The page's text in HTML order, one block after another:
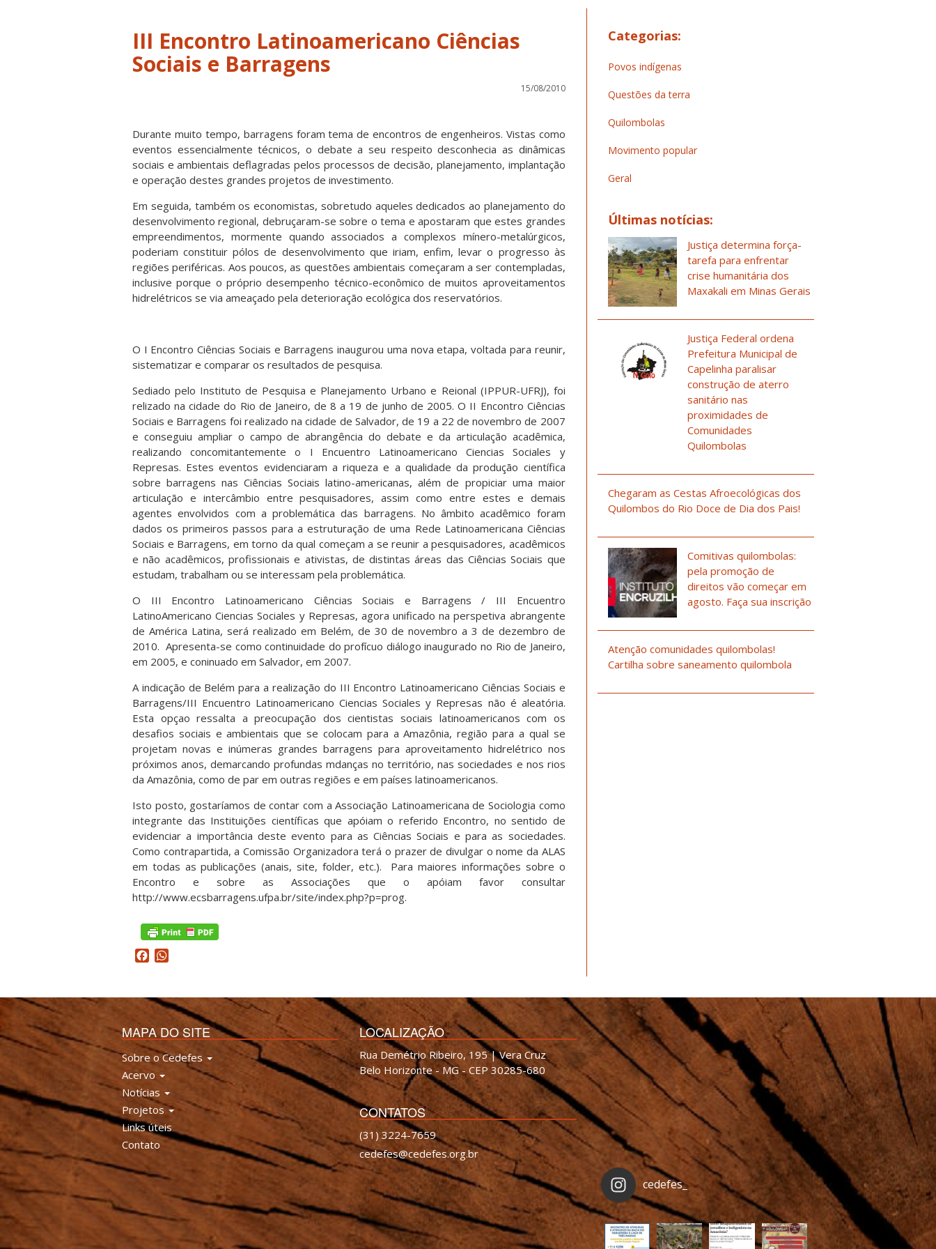
III Encontro Latinoamericano Ciências
Sociais e Barragens
15/08/2010
Durante muito tempo, barragens foram tema de encontros de engenheiros. Vistas como
eventos essencialmente técnicos, o debate a seu respeito desconhecia as dinâmicas
sociais e ambientais deflagradas pelos processos de decisão, planejamento, implantação
e operação destes grandes projetos de investimento.
Em seguida, também os economistas, sobretudo aqueles dedicados ao planejamento do
desenvolvimento regional, debruçaram-se sobre o tema e apostaram que estes grandes
empreendimentos, mormente quando associados a complexos mínero-metalúrgicos,
poderiam constituir pólos de desenvolvimento que iriam, enfim, levar o progresso às
regiões periféricas. Aos poucos, as questões ambientais começaram a ser contempladas,
inclusive porque o próprio desempenho técnico-econômico de muitos aproveitamentos
hidrelétricos se via ameaçado pela deterioração ecológica dos reservatórios.
O I Encontro Ciências Sociais e Barragens inaugurou uma nova etapa, voltada para reunir,
sistematizar e comparar os resultados de pesquisa.
Sediado pelo Instituto de Pesquisa e Planejamento Urbano e Reional (IPPUR-UFRJ), foi
relizado na cidade do Rio de Janeiro, de 8 a 19 de junho de 2005. O II Encontro Ciências
Sociais e Barragens foi realizado na cidade de Salvador, de 19 a 22 de novembro de 2007
e conseguiu ampliar o campo de abrangência do debate e da articulação acadêmica,
realizando concomitantemente o I Encuentro Latinoamericano Ciencias Sociales y
Represas. Estes eventos evidenciaram a riqueza e a qualidade da produção científica
sobre barragens nas Ciências Sociais latino-americanas, além de propiciar uma maior
articulação e intercâmbio entre pesquisadores, assim como entre estes e demais
agentes envolvidos com a problemática das barragens. No âmbito acadêmico foram
dados os primeiros passos para a estruturação de uma Rede Latinoamericana Ciências
Sociais e Barragens, em torno da qual começam a se reunir a pesquisadores, acadêmicos
e não acadêmicos, profissionais e ativistas, de distintas áreas das Ciências Sociais que
estudam, trabalham ou se interessam pela problemática.
O III Encontro Latinoamericano Ciências Sociais e Barragens / III Encuentro
LatinoAmericano Ciencias Sociales y Represas, agora unificado na perspetiva abrangente
de América Latina, será realizado em Belém, de 30 de novembro a 3 de dezembro de
2010. Apresenta-se como continuidade do profícuo diálogo inaugurado no Rio de Janeiro,
em 2005, e coninuado em Salvador, em 2007.
A indicação de Belém para a realização do III Encontro Latinoamericano Ciências Sociais e
Barragens/III Encuentro Latinoamericano Ciencias Sociales y Represas não é aleatória.
Esta opçao ressalta a preocupação dos cientistas sociais latinoamericanos com os
desafios sociais e ambientais que se colocam para a Amazônia, região para a qual se
projetam novas e inúmeras grandes barragens para aproveitamento hidrelétrico nos
próximos anos, demarcando profundas mdanças no território, nas sociedades e nos rios
da Amazônia, como de par em outras regiões e em países latinoamericanos.
Isto posto, gostaríamos de contar com a Associação Latinoamericana de Sociologia como
integrante das Instituições científicas que apóiam o referido Encontro, no sentido de
evidenciar a importância deste evento para as Ciências Sociais e para as sociedades.
Como contrapartida, a Comissão Organizadora terá o prazer de divulgar o nome da ALAS
em todas as publicações (anais, site, folder, etc.). Para maiores informações sobre o
Encontro e sobre as Associações que o apóiam favor consultar
http://www.ecsbarragens.ufpa.br/site/index.php?p=prog.
Facebook
Categorias:
Povos indígenas
Questões da terra
Quilombolas
Movimento popular
Geral
Últimas notícias:
Justiça determina força-
tarefa para enfrentar
crise humanitária dos
Maxakali em Minas Gerais
Justiça Federal ordena
Prefeitura Municipal de
Capelinha paralisar
construção de aterro
sanitário nas
proximidades de
Comunidades
Quilombolas
Chegaram as Cestas Afroecológicas dos
Quilombos do Rio Doce de Dia dos Pais!
Comitivas quilombolas:
pela promoção de
direitos vão começar em
agosto. Faça sua inscrição
Atenção comunidades quilombolas!
Cartilha sobre saneamento quilombola
MAPA DO SITE
Sobre o Cedefes
Acervo
Notícias
Projetos
Links úteis
Contato
LOCALIZAÇÃO
Rua Demétrio Ribeiro, 195 | Vera Cruz
Belo Horizonte - MG - CEP 30285-680
CONTATOS
(31) 3224-7659
cedefes@cedefes.org.br
cedefes_